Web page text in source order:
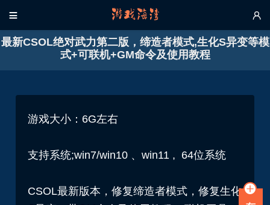
 
最新CSOL绝对武力第二版，缔造者模式,生化S异变等模
式+可联机+GM命令及使用教程
游戏大小：6G左右
支持系统;win7/win10 、win11 , 64位系统
CSOL最新版本，修复缔造者模式，修复生化